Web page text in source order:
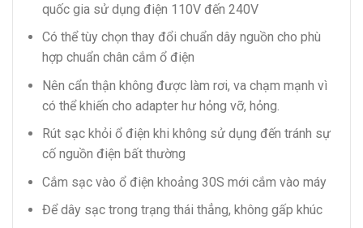
quốc gia sử dụng điện 110V đến 240V
Có thể tùy chọn thay đổi chuẩn dây nguồn cho phù
hợp chuẩn chân cắm ổ điện
Nên cẩn thận không được làm rơi, va chạm mạnh vì
có thể khiến cho adapter hư hỏng vỡ, hỏng.
Rút sạc khỏi ổ điện khi không sử dụng đến tránh sự
cố nguồn điện bất thường
Cắm sạc vào ổ điện khoảng 30S mới cắm vào máy
Để dây sạc trong trạng thái thẳng, không gấp khúc